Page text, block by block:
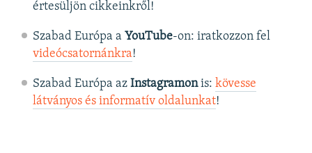
értesüljön cikkeinkről!
Szabad Európa a YouTube-on: iratkozzon fel
videócsatornánkra!
Szabad Európa az Instagramonis: kövesse
látványos és informatív oldalunkat! ​